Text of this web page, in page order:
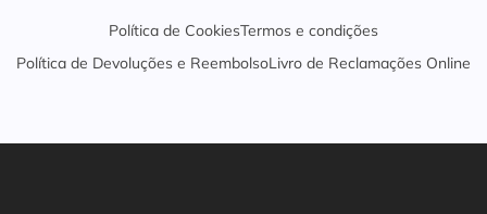
Política de CookiesTermos e condições
Política de Devoluções e ReembolsoLivro de Reclamações Online